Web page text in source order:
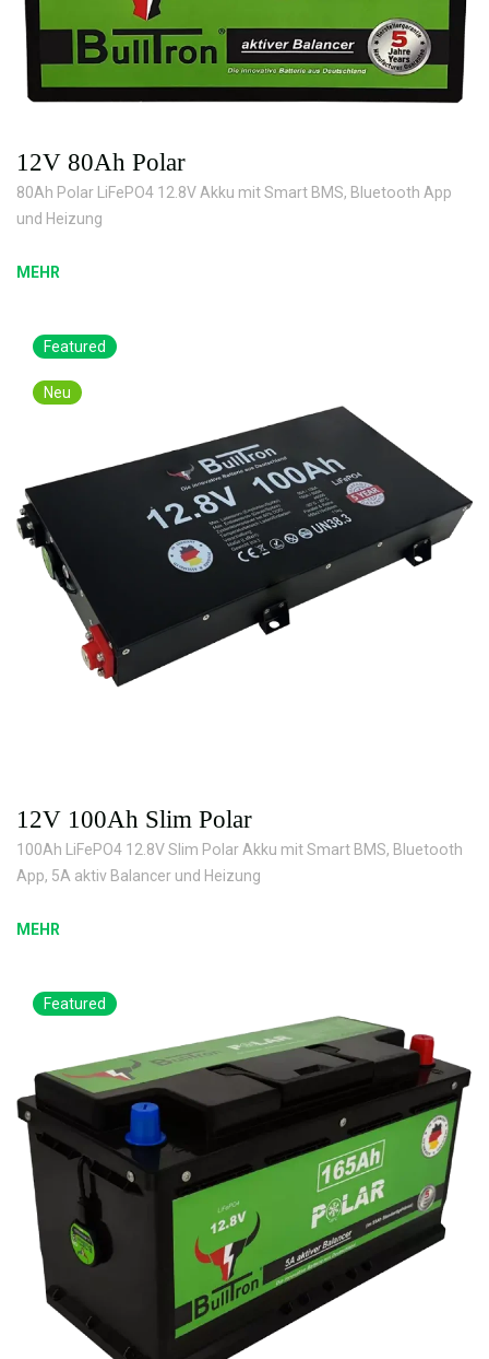
12V 80Ah Polar
80Ah Polar LiFePO4 12.8V Akku mit Smart BMS, Bluetooth App
und Heizung
MEHR
Featured
Neu
12V 100Ah Slim Polar
100Ah LiFePO4 12.8V Slim Polar Akku mit Smart BMS, Bluetooth
App, 5A aktiv Balancer und Heizung
MEHR
Featured